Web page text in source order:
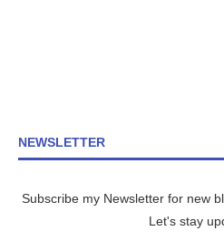
NEWSLETTER
Subscribe my Newsletter for new
Let's stay